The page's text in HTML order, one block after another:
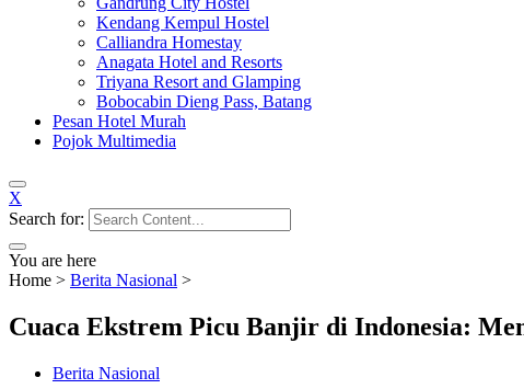
Kendang Kempul Hostel
Calliandra Homestay
Anagata Hotel and Resorts
Triyana Resort and Glamping
Bobocabin Dieng Pass, Batang
Pesan Hotel Murah
Pojok Multimedia
X
Search for:
You are here
Home > Berita Nasional >
Cuaca Ekstrem Picu Banjir di Indonesia:
Berita Nasional